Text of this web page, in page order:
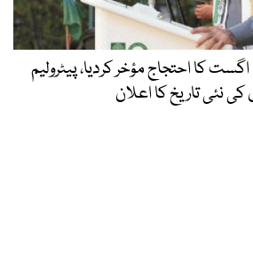
جماعت اسلامی نے 9 اگست کا احتجاج مؤخر کردیا، پیٹرولیم
نئی تاریخ کا اعلان